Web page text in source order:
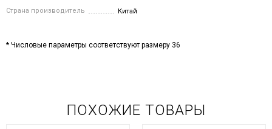
Страна производитель Китай
* Числовые параметры соответствуют размеру 36
ПОХОЖИЕ ТОВАРЫ